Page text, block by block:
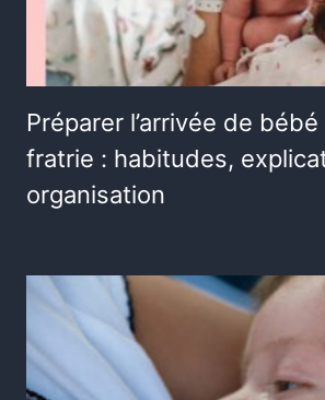
Préparer l’arrivée de
fratrie : habitudes,
organisation